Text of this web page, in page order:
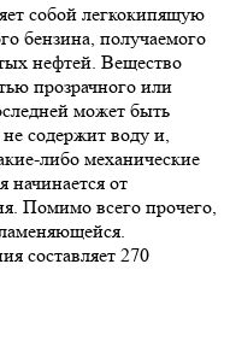
собой легкокипящую
бензина, получаемого
нефтей. Вещество
прозрачного или
может быть
содержит воду и,
либо механические
начинается от
Помимо всего прочего,
составляет 270